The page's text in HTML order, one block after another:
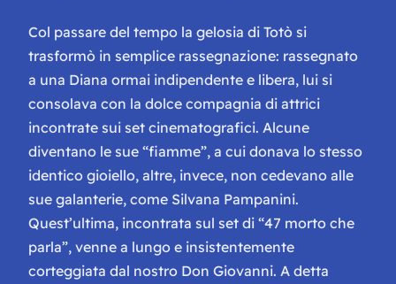
Col passare del tempo la gelosia di Totò si
trasformò in semplice rassegnazione: rassegnato
a una Diana ormai indipendente e libera, lui si
consolava con la dolce compagnia di attrici
incontrate sui set cinematografici. Alcune
diventano le sue “fiamme”, a cui donava lo stesso
identico gioiello, altre, invece, non cedevano alle
sue galanterie, come Silvana Pampanini.
Quest’ultima, incontrata sul set di “47 morto che
parla”, venne a lungo e insistentemente
corteggiata dal nostro Don Giovanni. A detta